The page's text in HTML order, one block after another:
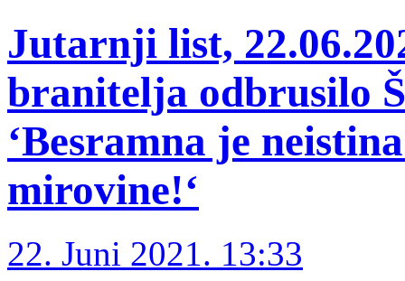
Jutarnji list,
branitelja odbrusilo
‘Besramna je
mirovine!‘
22. Juni 2021. 13:33